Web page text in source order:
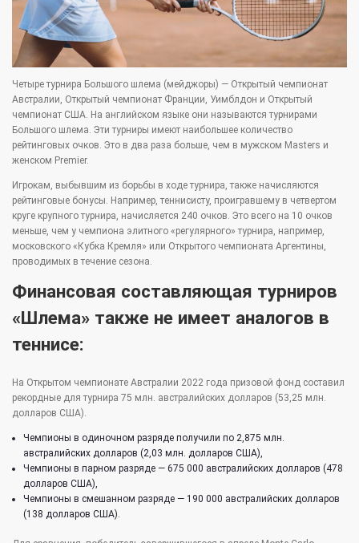
Четыре турнира Большого шлема (мейджоры) — Открытый чемпионат
Австралии, Открытый чемпионат Франции, Уимблдон и Открытый
чемпионат США. На английском языке они называются турнирами
Большого шлема. Эти турниры имеют наибольшее количество
рейтинговых очков. Это в два раза больше, чем в мужском Masters и
женском Premier.
Игрокам, выбывшим из борьбы в ходе турнира, также начисляются
рейтинговые бонусы. Например, теннисисту, проигравшему в четвертом
круге крупного турнира, начисляется 240 очков. Это всего на 10 очков
меньше, чем у чемпиона элитного «регулярного» турнира, например,
московского «Кубка Кремля» или Открытого чемпионата Аргентины,
проводимых в течение сезона.
Финансовая составляющая турниров
«Шлема» также не имеет аналогов в
теннисе:
На Открытом чемпионате Австралии 2022 года призовой фонд составил
рекордные для турнира 75 млн. австралийских долларов (53,25 млн.
долларов США).
Чемпионы в одиночном разряде получили по 2,875 млн.
австралийских долларов (2,03 млн. долларов США),
Чемпионы в парном разряде — 675 000 австралийских долларов (478
долларов США),
Чемпионы в смешанном разряде — 190 000 австралийских долларов
(138 долларов США).